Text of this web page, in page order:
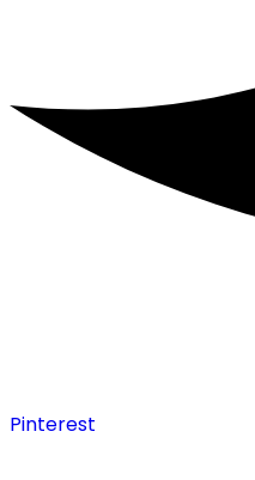
Pinterest